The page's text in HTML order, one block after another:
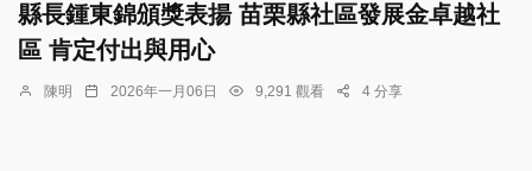
縣長鍾東錦頒獎表揚 苗栗縣社區發展金卓越社
區 肯定付出與用心
陳明 2026年一月06日 9,291 觀看 4 分享